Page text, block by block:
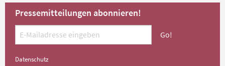
Pressemitteilungen abonnieren!
Datenschutz